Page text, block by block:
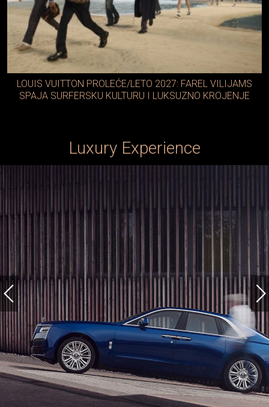
LOUIS VUITTON PROLEĆE/LETO 2027: FAREL VILIJAMS
SPAJA SURFERSKU KULTURU I LUKSUZNO KROJENJE
Luxury Experience